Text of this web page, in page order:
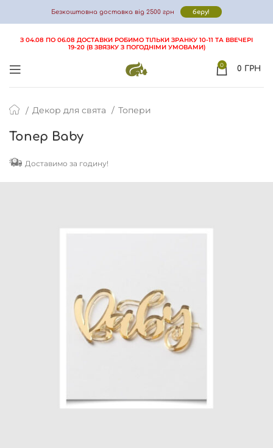
Безкоштовна доставка від 2500 грн беру!
З 04.08 ПО 06.08 ДОСТАВКИ РОБИМО ТІЛЬКИ ЗРАНКУ 10-11 ТА ВВЕЧЕРІ
19-20 (В ЗВЯЗКУ З ПОГОДНІМИ УМОВАМИ)
0 0 ГРН
Декор для свята Топери
Топер Baby
Доставимо за годину!